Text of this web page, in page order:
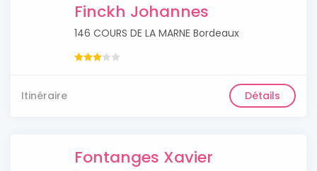
Finckh Johannes
146 COURS DE LA MARNE Bordeaux
Itinéraire Détails
Fontanges Xavier